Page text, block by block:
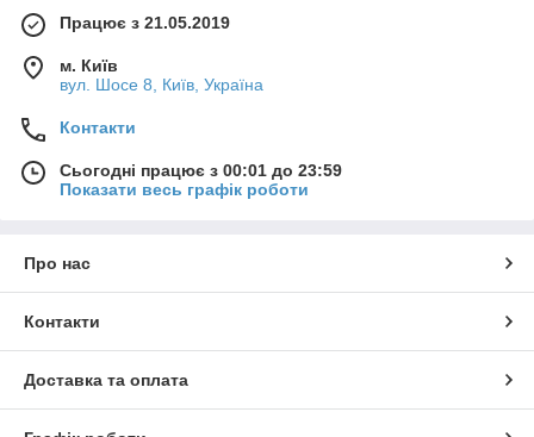
Працює з 21.05.2019
м. Київ
вул. Шосе 8, Київ, Україна
Контакти
Сьогодні працює з 00:01 до 23:59
Показати весь графік роботи
Про нас
Контакти
Доставка та оплата